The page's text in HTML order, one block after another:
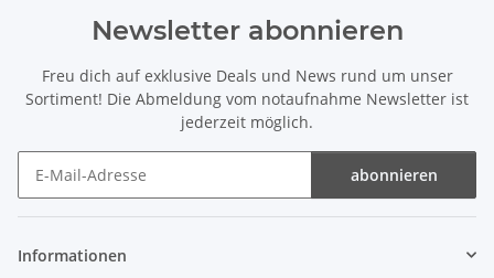
Newsletter abonnieren
Freu dich auf exklusive Deals und News rund um unser
Sortiment! Die Abmeldung vom notaufnahme Newsletter ist
jederzeit möglich.
abonnieren
Informationen